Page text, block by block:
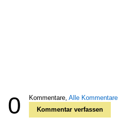
0 Kommentare, Alle Kommentare
Kommentar verfassen